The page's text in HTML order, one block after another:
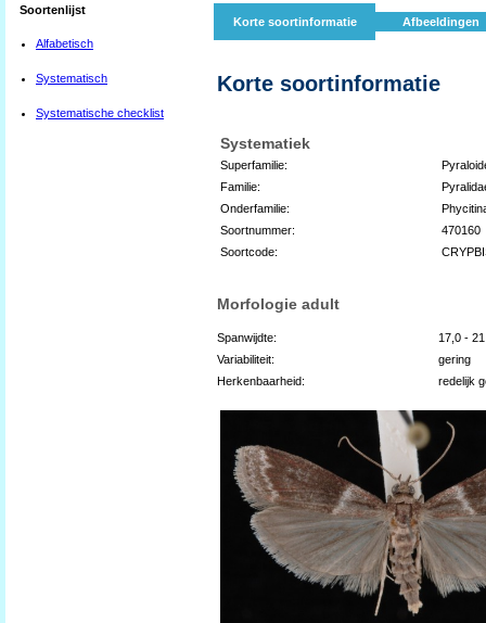
Soortenlijst
Alfabetisch
Systematisch
Systematische checklist
Korte soortinformatie Afbeeldingen
Korte soortinformatie
Systematiek
Superfamilie:
Familie:
Onderfamilie:
Soortnummer:
470160
Soortcode:
Morfologie adult
Spanwijdte:
17,0 -
Variabiliteit:
gering
Herkenbaarheid:
redelijk